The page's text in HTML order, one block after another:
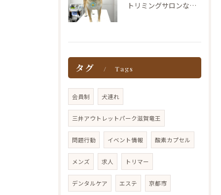
トリミングサロンなら京都山科Bowwow
タグ Tags
会員制 犬連れ
三井アウトレットパーク滋賀竜王
問題行動 イベント情報 酸素カプセル
メンズ 求人 トリマー
デンタルケア エステ 京都市